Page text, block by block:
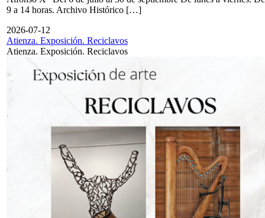
9 a 14 horas. Archivo Histórico […]
2026-07-12
Atienza. Exposición. Reciclavos
Atienza. Exposición. Reciclavos